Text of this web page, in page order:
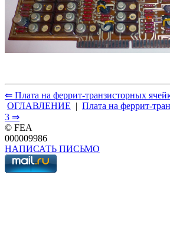
⇐ Плата на феррит-транзисторных
ОГЛАВЛЕНИЕ | Плата на феррит-
3 ⇒
© FEA
000009986
НАПИСАТЬ ПИСЬМО